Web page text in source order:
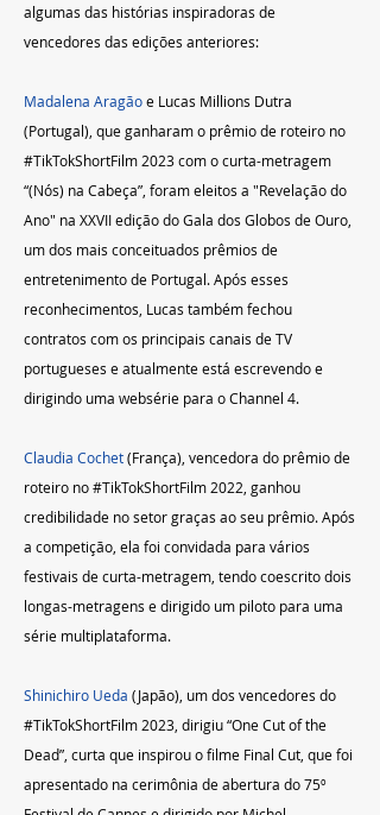
algumas das histórias inspiradoras de
vencedores das edições anteriores:
Madalena Aragão e Lucas Millions Dutra
(Portugal), que ganharam o prêmio de roteiro no
#TikTokShortFilm 2023 com o curta-metragem
“(Nós) na Cabeça”, foram eleitos a "Revelação do
Ano" na XXVII edição do Gala dos Globos de Ouro,
um dos mais conceituados prêmios de
entretenimento de Portugal. Após esses
reconhecimentos, Lucas também fechou
contratos com os principais canais de TV
portugueses e atualmente está escrevendo e
dirigindo uma websérie para o Channel 4.
Claudia Cochet (França), vencedora do prêmio de
roteiro no #TikTokShortFilm 2022, ganhou
credibilidade no setor graças ao seu prêmio. Após
a competição, ela foi convidada para vários
festivais de curta-metragem, tendo coescrito dois
longas-metragens e dirigido um piloto para uma
série multiplataforma.
Shinichiro Ueda (Japão), um dos vencedores do
#TikTokShortFilm 2023, dirigiu “One Cut of the
Dead”, curta que inspirou o filme Final Cut, que foi
apresentado na cerimônia de abertura do 75º